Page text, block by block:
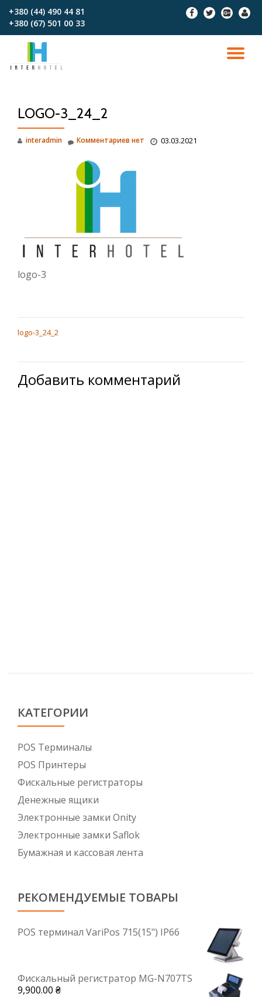
Перейти
содержимому
+380 (44) 490 44 81
+380 (67)‎‎ 501 00 33
fa-
fa-
fa-
plus-
square
fa-
LOGO-3_24_2
interadmin 03.03.2021
Комментариев нет
logo-3
НАВИГАЦИЯ
ЗАПИСЯМ
logo-3_24_2
Добавить комментарий
КАТЕГОРИИ
POS Tерминалы
POS Принтеры
Фискальные регистраторы
Денежные ящики
Электронные замки Onity
Электронные замки Saflok
Бумажная и кассовая лента
РЕКОМЕНДУЕМЫЕ ТОВАРЫ
POS терминал VariPos 715(15") IP66
Фискальный регистратор MG-N707TS
9,900.00 ₴